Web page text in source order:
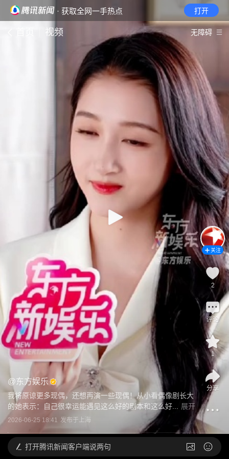
· 获取全网一手热点 打开
视频 无障碍
@东方娱乐
我将原谅更多现偶，还想再演一些现偶！从小看偶像剧长大
的她表示：自己很幸运能遇见这么好的剧本和这么好...
展开
2026-06-25 18:41 发布于上海
关注
2
评论
1
分享
打开腾讯新闻客户端说两句